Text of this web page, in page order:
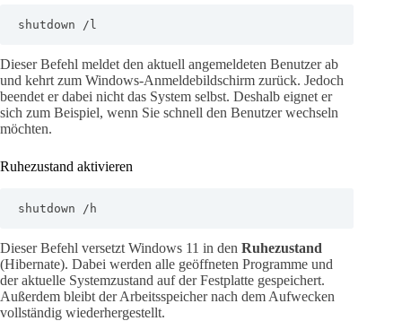
shutdown /l
Dieser Befehl meldet den aktuell angemeldeten Benutzer ab
und kehrt zum Windows-Anmeldebildschirm zurück. Jedoch
beendet er dabei nicht das System selbst. Deshalb eignet er
sich zum Beispiel, wenn Sie schnell den Benutzer wechseln
möchten.
Ruhezustand aktivieren
shutdown /h
Dieser Befehl versetzt Windows 11 in den Ruhezustand
(Hibernate). Dabei werden alle geöffneten Programme und
der aktuelle Systemzustand auf der Festplatte gespeichert.
Außerdem bleibt der Arbeitsspeicher nach dem Aufwecken
vollständig wiederhergestellt.